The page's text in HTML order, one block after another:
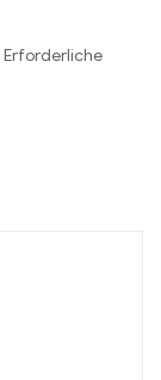
Erforderliche